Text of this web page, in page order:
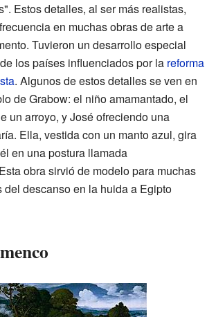
Estos detalles, al ser más realistas,
en muchas obras de arte a
Tuvieron un desarrollo especial
los países influenciados por la reforma
. Algunos de estos detalles se ven en
de Grabow: el niño amamantado, el
un arroyo, y José ofreciendo una
Ella, vestida con un manto azul, gira
en una postura llamada
obra sirvió de modelo para muchas
del descanso en la huida a Egipto